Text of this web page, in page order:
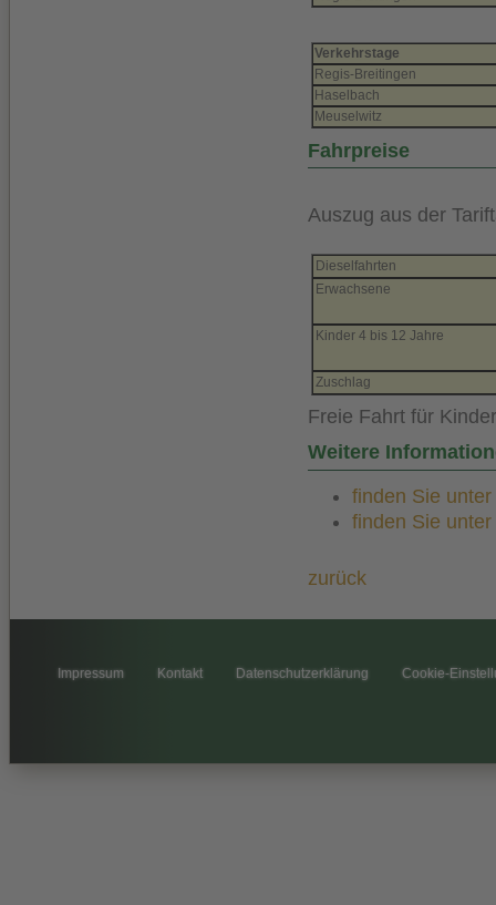
Verkehrstage
Regis-Breitingen
Haselbach
Meuselwitz
Fahrpreise
Auszug aus der
Dieselfahrten
Erwachsene
Kinder 4 bis 12 Jahre
Zuschlag
Freie Fahrt für
Weitere
finden Sie
finden Sie
zurück
Impressum Kontakt Datenschutzerklärung Cookie-